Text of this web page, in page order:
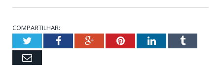
COMPARTILHAR:
TwitterFacebookGoogle+PinterestLinkedInTumblr
Email